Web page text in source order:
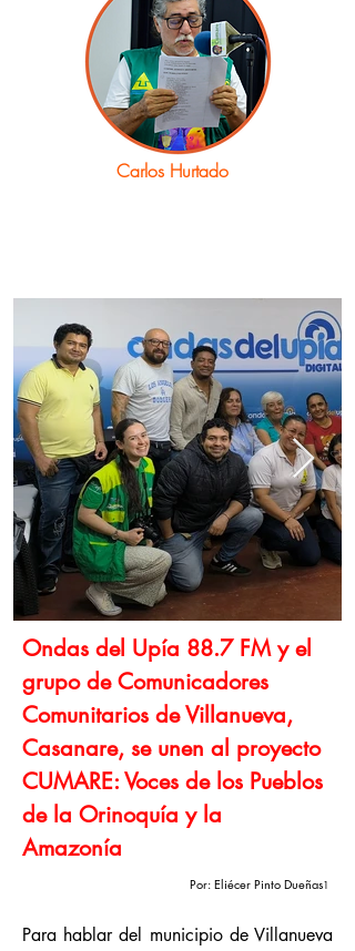
Carlos Hurtado
Ondas del Upía 88.7 FM y el
grupo de Comunicadores
Comunitarios de Villanueva,
Casanare, se unen al proyecto
CUMARE: Voces de los Pueblos
de la Orinoquía y la
Amazonía
Por: Eliécer Pinto Dueñas1
Para hablar del municipio de Villanueva